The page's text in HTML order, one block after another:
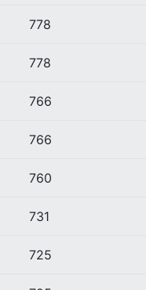
778
778
766
766
760
731
725